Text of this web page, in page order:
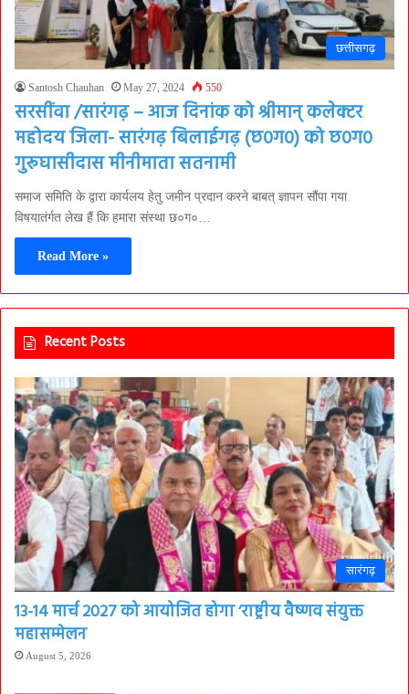
छत्तीसगढ़
Santosh Chauhan May 27, 2024 550
सरसींवा /सारंगढ़ – आज दिनांक को श्रीमान् कलेक्टर
महोदय जिला- सारंगढ़ बिलाईगढ़ (छ०ग०) को छ०ग०
गुरूघासीदास मीनीमाता सतनामी
समाज समिति के द्वारा कार्यलय हेतु जमीन प्रदान करने बाबत् ज्ञापन सौंपा गया
विषयातंर्गत लेख हैं कि हमारा संस्था छ०ग०…
Read More »
Recent Posts
सारंगढ़
13-14 मार्च 2027 को आयोजित होगा ‘राष्ट्रीय वैष्णव संयुक्त
महासम्मेलन
August 5, 2026